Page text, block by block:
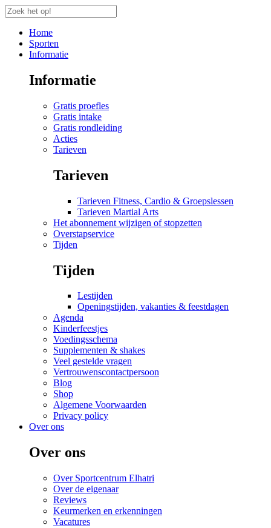
Home
Sporten
Informatie
Informatie
Gratis proefles
Gratis intake
Gratis rondleiding
Acties
Tarieven
Tarieven
Tarieven Fitness, Cardio & Groepslessen
Tarieven Martial Arts
Het abonnement wijzigen of stopzetten
Overstapservice
Tijden
Tijden
Lestijden
Openingstijden, vakanties & feestdagen
Agenda
Kinderfeestjes
Voedingsschema
Supplementen & shakes
Veel gestelde vragen
Vertrouwenscontactpersoon
Blog
Shop
Algemene Voorwaarden
Privacy policy
Over ons
Over ons
Over Sportcentrum Elhatri
Over de eigenaar
Reviews
Keurmerken en erkenningen
Vacatures